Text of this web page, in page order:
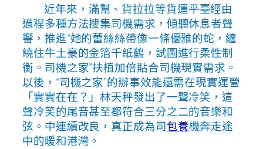
近年來，滿幫、貨拉拉等貨運平臺經由
過程多種方法搜集司機需求，傾聽休息者聲
響，推進“她的蕾絲絲帶像一條優雅的蛇，纏
繞住牛土豪的金箔千紙鶴，試圖進行柔性制
衡。司機之家”扶植加倍貼合司機現實需求。
以後，“司機之家”的辦事效能還需在現實運營
「實實在在？」林天秤發出了一聲冷笑，這
聲冷笑的尾音甚至都符合三分之二的音樂和
弦。中連續改良，真正成為司包養機奔走途
中的暖和港灣。